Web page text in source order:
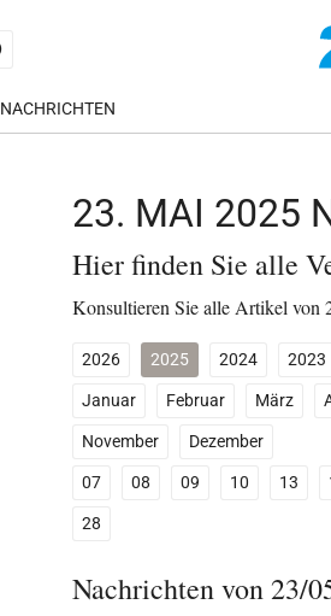
NACHRICHTEN
23. MAI 2025
Hier finden Sie alle
Konsultieren Sie alle Artikel von
2026 2025 2024 2023
Januar
Februar März
November
Dezember
07
08 09 10 13
28
Nachrichten von 23/